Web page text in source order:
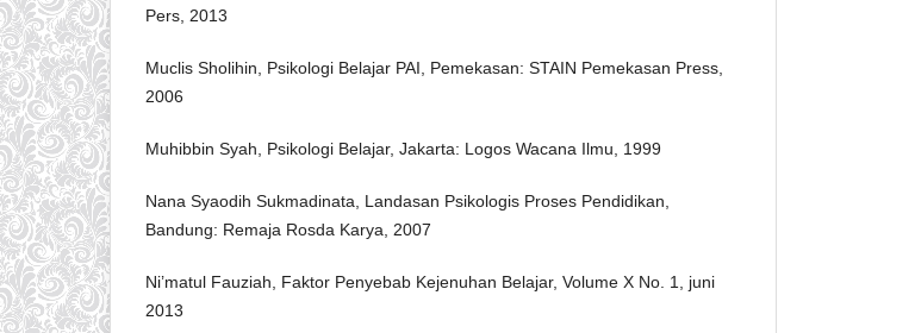
Pers, 2013
Muclis Sholihin, Psikologi Belajar PAI, Pemekasan: STAIN Pemekasan Press,
2006
Muhibbin Syah, Psikologi Belajar, Jakarta: Logos Wacana Ilmu, 1999
Nana Syaodih Sukmadinata, Landasan Psikologis Proses Pendidikan,
Bandung: Remaja Rosda Karya, 2007
Ni’matul Fauziah, Faktor Penyebab Kejenuhan Belajar, Volume X No. 1, juni
2013